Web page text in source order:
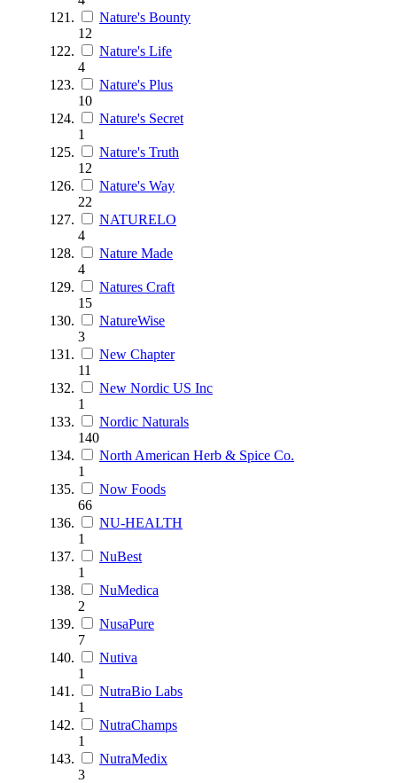
Nature's Bounty
12
Nature's Life
4
Nature's Plus
10
Nature's Secret
1
Nature's Truth
12
Nature's Way
22
NATURELO
4
Nature Made
4
Natures Craft
15
NatureWise
3
New Chapter
11
New Nordic US Inc
1
Nordic Naturals
140
North American Herb & Spice Co.
1
Now Foods
66
NU-HEALTH
1
NuBest
1
NuMedica
2
NusaPure
7
Nutiva
1
NutraBio Labs
1
NutraChamps
1
NutraMedix
3